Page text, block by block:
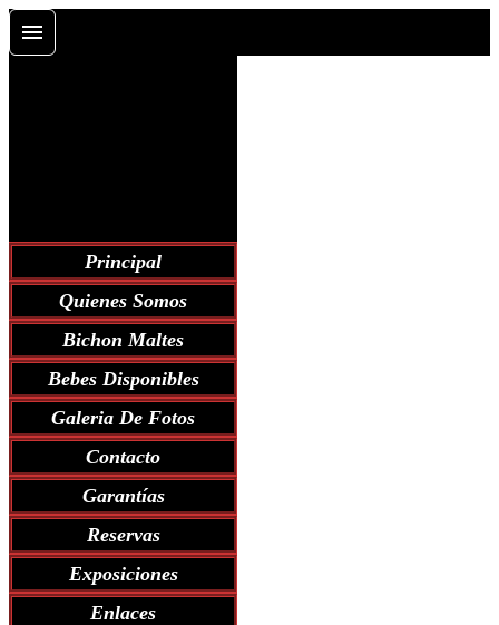
Principal
Quienes Somos
Bichon Maltes
Bebes Disponibles
Galeria De Fotos
Contacto
Garantías
Reservas
Exposiciones
Enlaces